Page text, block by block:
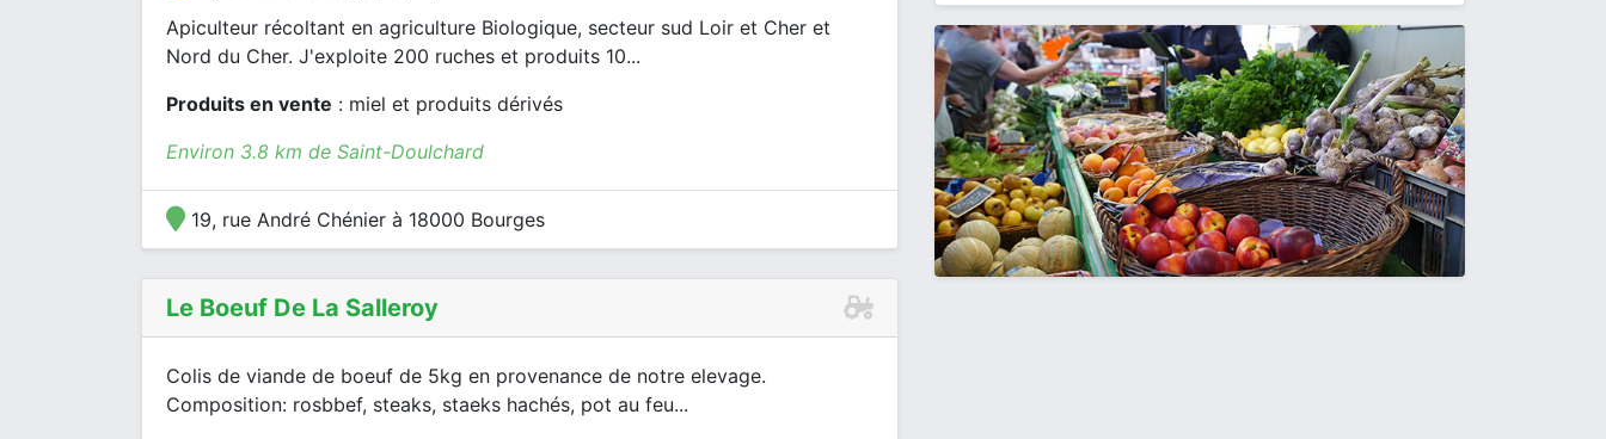
Apiculteur récoltant en agriculture Biologique, secteur sud Loir et Cher et
Nord du Cher. J'exploite 200 ruches et produits 10...
Produits en vente : miel et produits dérivés
Environ 3.8 km de Saint-Doulchard
19, rue André Chénier à 18000 Bourges
Le Boeuf De La Salleroy
Colis de viande de boeuf de 5kg en provenance de notre elevage.
Composition: rosbbef, steaks, staeks hachés, pot au feu...